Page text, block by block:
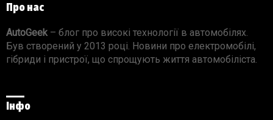
Про нас
AutoGeek – блог про високі технології в автомобілях.
Був створений у 2013 році. Новини про електромобілі,
гібриди і пристрої, що спрощують життя автомобіліста.
Інфо